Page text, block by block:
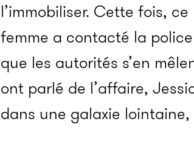
l’immobiliser. Cette fois,
femme a contacté la
que les autorités s’en
ont parlé de l’affaire,
dans une galaxie